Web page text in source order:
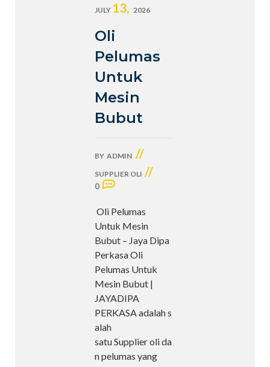
JULY 13, 2026
Oli
Pelumas
Untuk
Mesin
Bubut
BY ADMIN //
SUPPLIER OLI //
0
Oli Pelumas
Untuk Mesin
Bubut – Jaya Dipa
Perkasa Oli
Pelumas Untuk
Mesin Bubut |
JAYADIPA
PERKASA adalah s
alah
satu Supplier oli da
n pelumas yang